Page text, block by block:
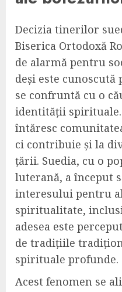
Decizia tinerilor
Biserica Ortodoxă
de alarmă pentru
deși este
se confruntă cu o
identității
întăresc
ci contribuie și la
țării. Suedia, cu o
luterană, a început
interesului pentru
spiritualitate,
adesea este
de tradițiile
spirituale profunde.
Acest fenomen se